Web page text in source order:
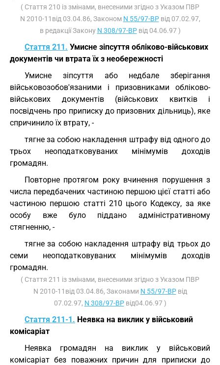
( Стаття 210 із змінами, внесеними згідно з Указом ПВР
N 2010-11від 03.04.86, Законом N 55/97-ВРвід 07.02.97,
в редакції Закону N 308/97-ВРвід 04.06.97 )
Стаття 211. Умисне зіпсуття обліково-військових
документів чи втрата їх з необережності
Умисне зіпсуття або недбале зберігання
військовозобов'язаними і призовниками обліково-
військових документів (військових квитків і
посвідчень про приписку до призовних дільниць), яке
спричинило їх втрату, -
тягне за собою накладення штрафу від одного до
трьох неоподатковуваних мінімумів доходів
громадян.
Повторне протягом року вчинення порушення з
числа передбачених частиною першою цієї статті або
частиною першою статті 210 цього Кодексу, за яке
особу вже було піддано адміністративному
стягненню, -
тягне за собою накладення штрафу від трьох до
семи неоподатковуваних мінімумів доходів
громадян.
( Стаття 211 із змінами, внесеними згідно з Указом ПВР
N 2010-11від 03.04.86, Законами N 55/97-ВРвід
07.02.97, N 308/97-ВРвід04.06.97 )
Стаття 211-1. Неявка на виклик у військовий
комісаріат
Неявка громадян на виклик у військовий
комісаріат без поважних причин для приписки до